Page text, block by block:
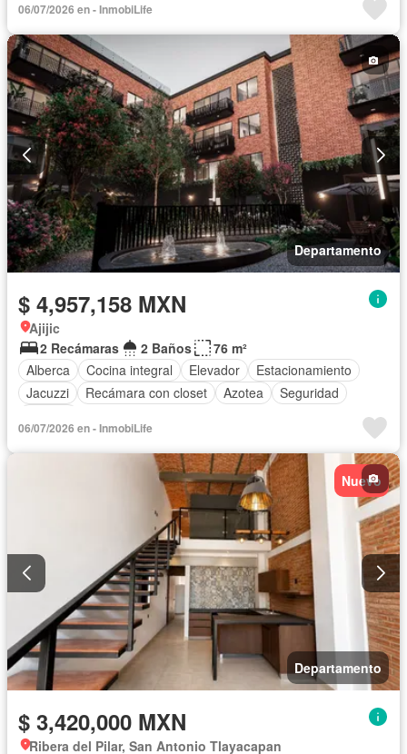
06/07/2026 en - InmobiLife
Departamento
$ 4,957,158 MXN
Ajijic
2 Recámaras
2 Baños
76 m²
Alberca
Cocina integral Elevador
Estacionamiento
Jacuzzi
Recámara con closet Azotea
Seguridad
06/07/2026 en - InmobiLife
Nuevo
Departamento
$ 3,420,000 MXN
Ribera del Pilar, San Antonio Tlayacapan